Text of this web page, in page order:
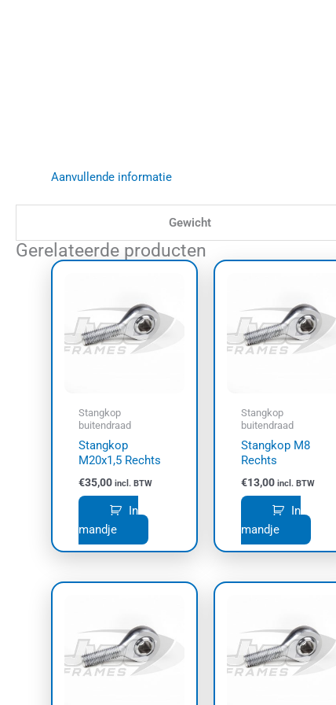
Aanvullende informatie
Gewicht
Gerelateerde producten
Stangkop
buitendraad
Stangkop
M20x1,5 Rechts
€35,00 incl. BTW
In
mandje
Stangkop
buitendraad
Stangkop M8
Rechts
€13,00 incl. BTW
In
mandje